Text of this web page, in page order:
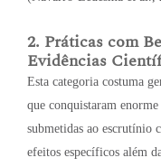
2. Práticas com
Evidências
Esta categoria costuma
que conquistaram
submetidas ao escrutínio
efeitos específicos além